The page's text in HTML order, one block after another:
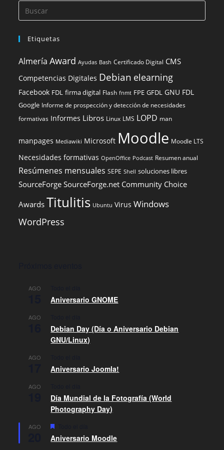
Etiquetas
Almería Award Ayudas Bash Certificado Digital CMS
Competencias Digitales Debian elearning
Facebook FDL firma digital Flash fnmt FPE GFDL GNU FDL
Google Informe de prospección y detección de necesidades
formativas Informes Libros Linux LMS LOPD man
manpages Mediawiki Microsoft Moodle Moodle LTS
Necesidades formativas OpenOffice Podcast Resumen anual
Resúmenes mensuales SEPE Shell soluciones libres
SourceForge SourceForge.net Community Choice
Awards Titulitis Ubuntu Virus Windows
WordPress
AGO
Aniversario GNOME
AGO
Debian Day (Día o Aniversario Debian
GNU/Linux)
AGO
Aniversario Joomla!
AGO
Día Mundial de la Fotografía (World
Photography Day)
AGO
e
s
Aniversario Moodle